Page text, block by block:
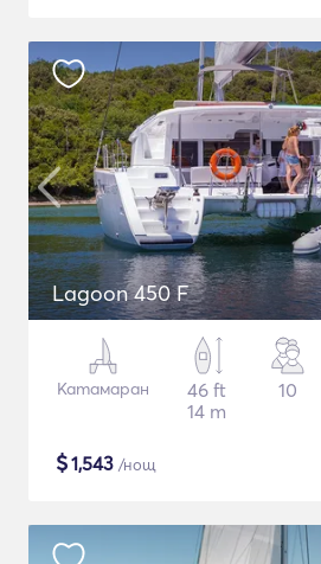
Lagoon 450 F
Катамаран
46 ft
14 m
10
$1,543 /нощ